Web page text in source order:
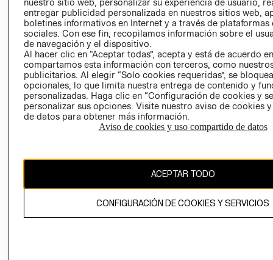
Ecuador ($)
CAMBIAR REGIÓN
El contenido de esta página web está protegido por copyright y es
propiedad de H&M Hennes & Mauritz AB.
entregar publicidad personalizada en nuestros sitios web,
boletines informativos en Internet y a través de plataformas
sociales. Con ese fin, recopilamos información sobre el
de navegación y el dispositivo.
Al hacer clic en “Aceptar todas”, acepta y está de acuerdo
compartamos esta información con terceros, como
publicitarios. Al elegir “Solo cookies requeridas”, se
opcionales, lo que limita nuestra entrega de contenido y
personalizadas. Haga clic en “Configuración de cookies y
personalizar sus opciones. Visite nuestro aviso de cookies
de datos para obtener más información.
Aviso de cookies y uso compartido de datos
ACEPTAR TODO
CONFIGURACIÓN DE COOKIES Y SERVICIOS